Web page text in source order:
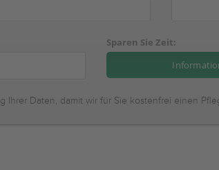
Sparen Sie Zeit:
Ihrer Daten, damit wir für Sie kostenfrei einen